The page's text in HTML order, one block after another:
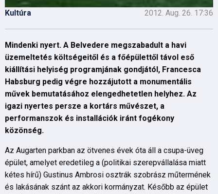
Kultúra 2012. Aug. 26. 17:36
Mindenki nyert. A Belvedere megszabadult a havi
üzemeltetés költségeitől és a főépülettől távol eső
kiállítási helyiség programjának gondjától, Francesca
Habsburg pedig végre hozzájutott a monumentális
művek bemutatásához elengedhetetlen helyhez. Az
igazi nyertes persze a kortárs művészet, a
performanszok és installációk iránt fogékony
közönség.
Az Augarten parkban az ötvenes évek óta áll a csupa-üveg
épület, amelyet eredetileg a (politikai szerepvállalása miatt
kétes hírű) Gustinus Ambrosi osztrák szobrász műtermének
és lakásának szánt az akkori kormányzat. Később az épület